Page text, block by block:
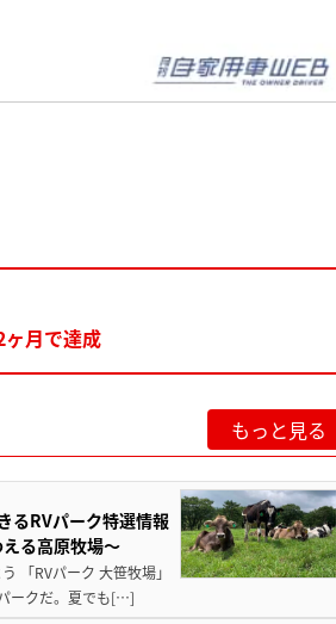
月で達成
もっと見る
るRVパーク特選情報
る高原牧場～
「RVパーク 大笹牧場」
ークだ。夏でも[…]